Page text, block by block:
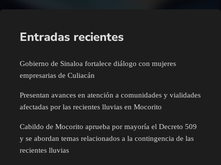
Entradas recientes
Gobierno de Sinaloa fortalece diálogo con mujeres
empresarias de Culiacán
Presentan avances en atención a comunidades y vialidades
afectadas por las recientes lluvias en Mocorito
Cabildo de Mocorito aprueba por mayoría el Decreto 509
y se abordan temas relacionados a la contingencia de las
recientes lluvias